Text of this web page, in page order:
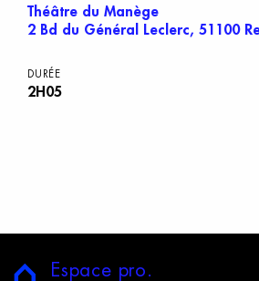
Théâtre du Manège
2 Bd du Général Leclerc, 51100
DURÉE
2H05
Espace pro.